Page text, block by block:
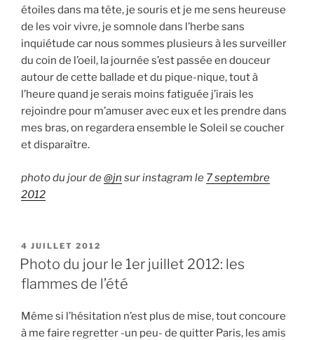
étoiles dans ma tête, je souris et je me sens heureuse
de les voir vivre, je somnole dans l’herbe sans
inquiétude car nous sommes plusieurs à les surveiller
du coin de l’oeil, la journée s’est passée en douceur
autour de cette ballade et du pique-nique, tout à
l’heure quand je serais moins fatiguée j’irais les
rejoindre pour m’amuser avec eux et les prendre dans
mes bras, on regardera ensemble le Soleil se coucher
et disparaître.
photo du jour de@jn sur instagram le 7 septembre
2012
PUBLIÉ
LE
4 JUILLET 2012
Photo du jour le 1er juillet 2012: les
flammes de l’été
Même si l’hésitation n’est plus de mise, tout concoure
à me faire regretter -un peu- de quitter Paris, les amis